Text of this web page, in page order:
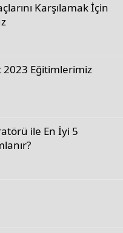
Karşılamak İçin
2023 Eğitimlerimiz
ile En İyi 5